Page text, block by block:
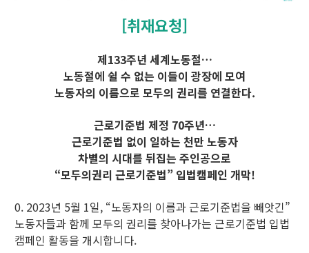
[취재요청]
제133주년 세계노동절…
노동절에 쉴 수 없는 이들이 광장에 모여
노동자의 이름으로 모두의 권리를 연결한다.
근로기준법 제정 70주년…
근로기준법 없이 일하는 천만 노동자
차별의 시대를 뒤집는 주인공으로
“모두의권리 근로기준법” 입법캠페인 개막!
0. 2023년 5월 1일, “노동자의 이름과 근로기준법을 빼앗긴”
노동자들과 함께 모두의 권리를 찾아나가는 근로기준법 입법
캠페인 활동을 개시합니다.